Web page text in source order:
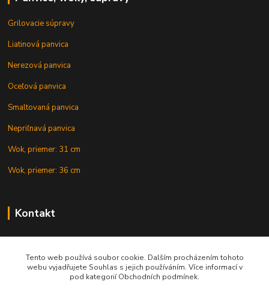
Grilovacie súpravy
Liatinová panvica
Nerezová panvica
Oceľová panvica
Smaltovaná panvica
Nepriľnavá panvica
Wok, priemer: 31 cm
Wok, priemer: 36 cm
Kontakt
+421 902 212 007
od 8:00 - do 16:00 hod
info@gulasovekotliky.sk
Tento web používá soubor cookie. Dalším procházením tohoto
webu vyjadřujete Souhlas s jejich používáním. Více informací v
pod kategorií Obchodních podmínek.